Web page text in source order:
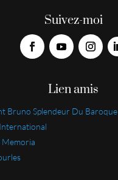
Suivez-moi
Lien amis
Bruno Splendeur Du Baroque
Memoria